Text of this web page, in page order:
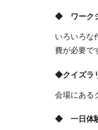
◆ ワーク
いろいろな
費が必要で
◆クイズラ
会場にある
◆ 一日体